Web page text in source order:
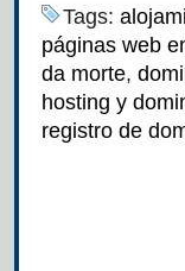
Tags:
páginas web
da morte,
hosting y
registro de